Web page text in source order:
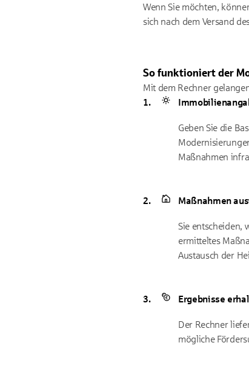
Wenn Sie möchten,
sich nach dem Versand
So funktioniert der
Mit dem Rechner
Geben Sie die
Maßnahmen
Maßnahmen
Sie entscheiden,
ermitteltes
Austausch der
Ergebnisse
Der Rechner
mögliche